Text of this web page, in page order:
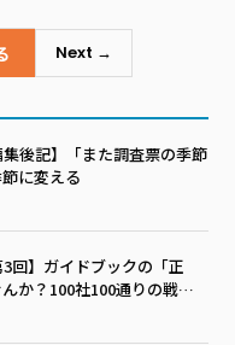
Next →
集後記】「また調査票の季節
に変える
3回】ガイドブックの「正
か？100社100通りの戦略